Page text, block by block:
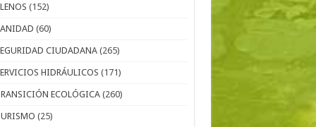
(152)
(60)
CIUDADANA (265)
HIDRÁULICOS (171)
ECOLÓGICA (260)
(25)